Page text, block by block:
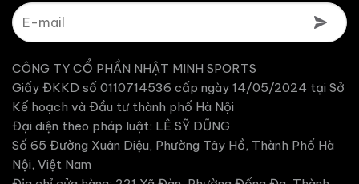
CÔNG TY CỔ PHẦN NHẬT MINH SPORTS
Giấy ĐKKD số 0110714536 cấp ngày 14/05/2024 tại Sở
Kế hoạch và Đầu tư thành phố Hà Nội
Đại diện theo pháp luật: LÊ SỸ DŨNG
Số 65 Đường Xuân Diệu, Phường Tây Hồ, Thành Phố Hà
Nội, Việt Nam